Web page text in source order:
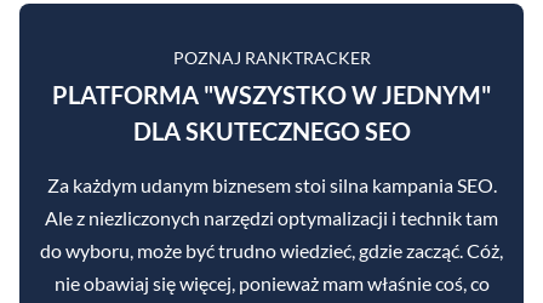
POZNAJ RANKTRACKER
PLATFORMA "WSZYSTKO W JEDNYM"
DLA SKUTECZNEGO SEO
Za każdym udanym biznesem stoi silna kampania SEO.
Ale z niezliczonych narzędzi optymalizacji i technik tam
do wyboru, może być trudno wiedzieć, gdzie zacząć. Cóż,
nie obawiaj się więcej, ponieważ mam właśnie coś, co